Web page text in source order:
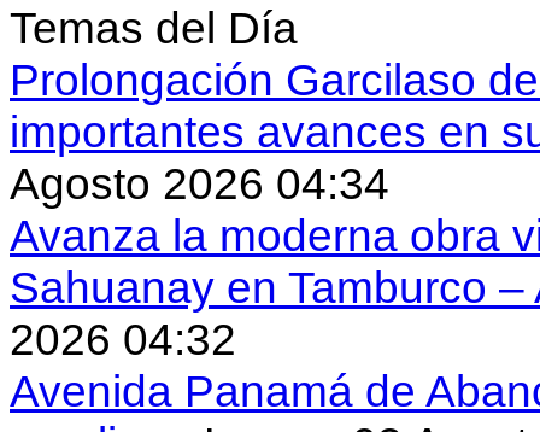
Temas del Día
Prolongación Garcilaso
importantes avances en
Agosto 2026 04:34
Avanza la moderna obra
Sahuanay en Tamburco
2026 04:32
Avenida Panamá de